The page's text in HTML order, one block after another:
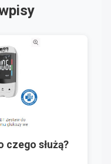
czego służą?